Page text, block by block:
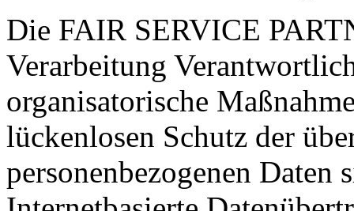
Die FAIR SERVICE
Verarbeitung
organisatorische
lückenlosen Schutz der
personenbezogenen Daten